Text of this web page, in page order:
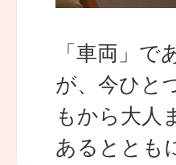
「車両」
が、今ひと
もから大人
あるととも